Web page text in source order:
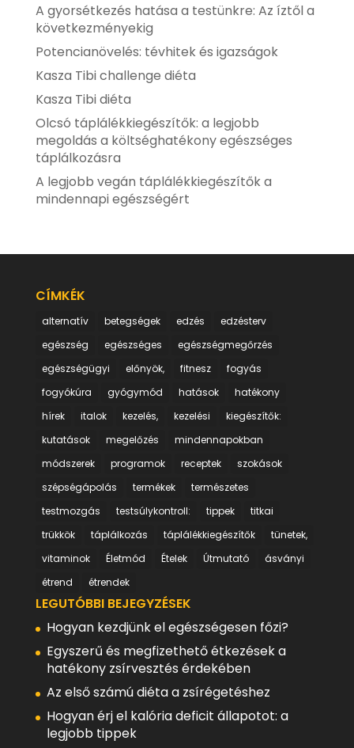
A gyorsétkezés hatása a testünkre: Az íztől a
következményekig
Potencianövelés: tévhitek és igazságok
Kasza Tibi challenge diéta
Kasza Tibi diéta
Olcsó táplálékkiegészítők: a legjobb
megoldás a költséghatékony egészséges
táplálkozásra
A legjobb vegán táplálékkiegészítők a
mindennapi egészségért
CÍMKÉK
alternatív betegségek edzés
edzésterv
egészség
egészséges
egészségmegőrzés
egészségügyi
előnyök, fitnesz
fogyás
fogyókúra
gyógymód hatások
hatékony
hírek
italok kezelés, kezelési
kiegészítők:
kutatások
megelőzés
mindennapokban
módszerek
programok receptek
szokások
szépségápolás
termékek
természetes
testmozgás
testsúlykontroll: tippek
titkai
trükkök
táplálkozás táplálékkiegészítők
tünetek,
vitaminok
Életmód Ételek Útmutató
ásványi
étrend
étrendek
LEGUTÓBBI BEJEGYZÉSEK
Hogyan kezdjünk el egészségesen főzi?
Egyszerű és megfizethető étkezések a
hatékony zsírvesztés érdekében
Az első számú diéta a zsírégetéshez
Hogyan érj el kalória deficit állapotot: a
legjobb tippek